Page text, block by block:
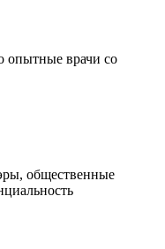
опытные врачи со
общественные